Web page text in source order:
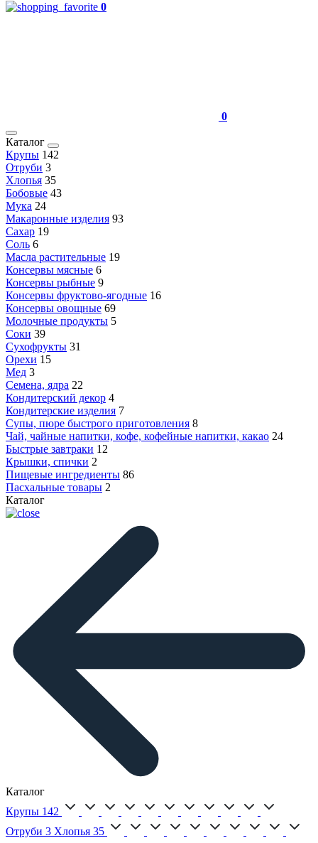
0
0
Каталог
Крупы 142
Отруби 3
Хлопья 35
Бобовые 43
Мука 24
Макаронные изделия 93
Сахар 19
Соль 6
Масла растительные 19
Консервы мясные 6
Консервы рыбные 9
Консервы фруктово-ягодные 16
Консервы овощные 69
Молочные продукты 5
Соки 39
Сухофрукты 31
Орехи 15
Мед 3
Семена, ядра 22
Кондитерский декор 4
Кондитерские изделия 7
Супы, пюре быстрого приготовления 8
Чай, чайные напитки, кофе, кофейные напитки, какао 24
Быстрые завтраки 12
Крышки, спички 2
Пищевые ингредиенты 86
Пасхальные товары 2
Каталог
Каталог
Крупы 142
Отруби 3 Хлопья 35